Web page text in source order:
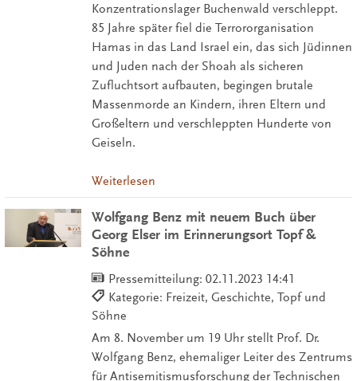
Konzentrationslager Buchenwald verschleppt.
85 Jahre später fiel die Terrororganisation
Hamas in das Land Israel ein, das sich Jüdinnen
und Juden nach der Shoah als sicheren
Zufluchtsort aufbauten, begingen brutale
Massenmorde an Kindern, ihren Eltern und
Großeltern und verschleppten Hunderte von
Geiseln.
Weiterlesen
Wolfgang Benz mit neuem Buch über
Georg Elser im Erinnerungsort Topf &
Söhne
Pressemitteilung: 02.11.2023 14:41
Kategorie: Freizeit, Geschichte, Topf und
Söhne
Am 8. November um 19 Uhr stellt Prof. Dr.
Wolfgang Benz, ehemaliger Leiter des Zentrums
für Antisemitismusforschung der Technischen